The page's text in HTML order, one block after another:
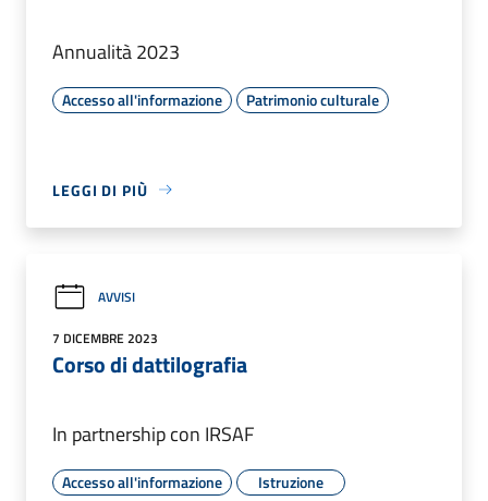
Annualità 2023
Accesso all'informazione Patrimonio culturale
LEGGI DI PIÙ
AVVISI
7 DICEMBRE 2023
Corso di dattilografia
In partnership con IRSAF
Accesso all'informazione Istruzione